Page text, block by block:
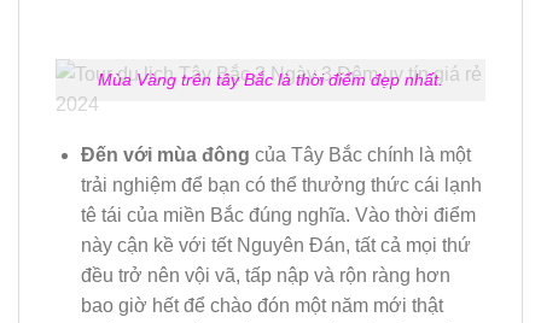
Mùa Vàng trên tây Bắc là thời điểm đẹp nhất.
Đến với mùa đông của Tây Bắc chính là một
trải nghiệm để bạn có thể thưởng thức cái lạnh
tê tái của miền Bắc đúng nghĩa. Vào thời điểm
này cận kề với tết Nguyên Đán, tất cả mọi thứ
đều trở nên vội vã, tấp nập và rộn ràng hơn
bao giờ hết để chào đón một năm mới thật